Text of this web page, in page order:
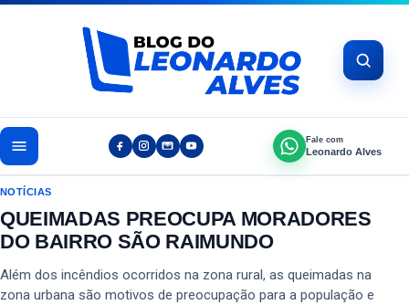
Pular para o conteúdo
Fale com
Leonardo Alves
NOTÍCIAS
QUEIMADAS PREOCUPA MORADORES
DO BAIRRO SÃO RAIMUNDO
Além dos incêndios ocorridos na zona rural, as queimadas na
zona urbana são motivos de preocupação para a população e